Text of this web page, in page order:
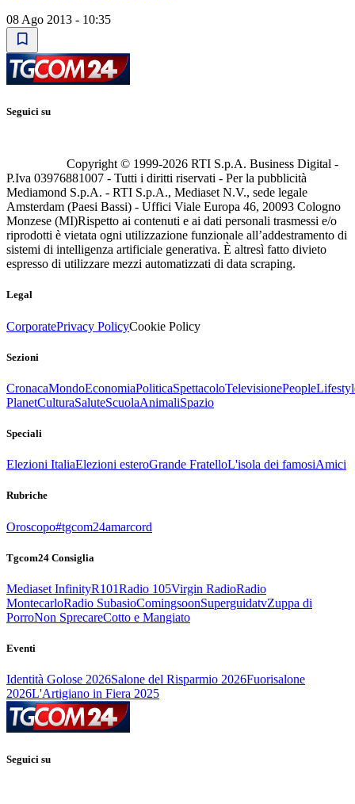
08 Ago 2013 - 10:35
Seguici su
Copyright © 1999-2026 RTI S.p.A. Business Digital -
P.Iva 03976881007 - Tutti i diritti riservati - Per la pubblicità
Mediamond S.p.A. - RTI S.p.A., Mediaset N.V., sede legale
Amsterdam (Paesi Bassi) - Uffici Viale Europa 46, 20093 Cologno
Monzese (MI)Rispetto ai contenuti e ai dati personali trasmessi e/o
riprodotti è vietata ogni utilizzazione funzionale all’addestramento di
sistemi di intelligenza artificiale generativa. È altresì fatto divieto
espresso di utilizzare mezzi automatizzati di data scraping.
Legal
CorporatePrivacy PolicyCookie Policy
Sezioni
CronacaMondoEconomiaPoliticaSpettacoloTelevisionePeople
PlanetCulturaSaluteScuolaAnimaliSpazio
Speciali
Elezioni ItaliaElezioni esteroGrande FratelloL'isola dei famosiAmici
Rubriche
Oroscopo#tgcom24amarcord
Tgcom24 Consiglia
Mediaset InfinityR101Radio 105Virgin RadioRadio
MontecarloRadio SubasioComingsoonSuperguidatvZuppa di
PorroNon SprecareCotto e Mangiato
Eventi
Identità Golose 2026Salone del Risparmio 2026Fuorisalone
2026L'Artigiano in Fiera 2025
Seguici su